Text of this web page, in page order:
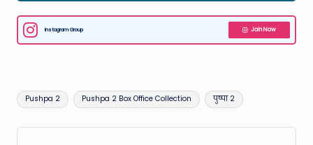
Instagram Group Join Now
Tags:
Pushpa 2 Pushpa 2 Box Office Collection पुष्पा 2